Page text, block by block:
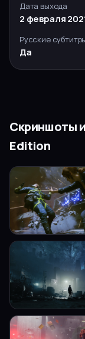
Дата выхода
2 февраля
Русские
Да
Скриншоты
Edition